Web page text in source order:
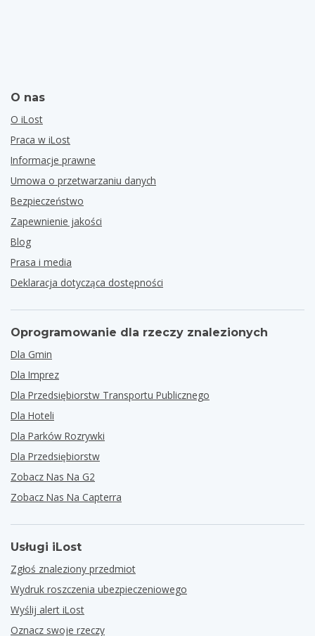
O nas
O iLost
Praca w iLost
Informacje prawne
Umowa o przetwarzaniu danych
Bezpieczeństwo
Zapewnienie jakości
Blog
Prasa i media
Deklaracja dotycząca dostępności
Oprogramowanie dla rzeczy znalezionych
Dla Gmin
Dla Imprez
Dla Przedsiębiorstw Transportu Publicznego
Dla Hoteli
Dla Parków Rozrywki
Dla Przedsiębiorstw
Zobacz Nas Na G2
Zobacz Nas Na Capterra
Usługi iLost
Zgłoś znaleziony przedmiot
Wydruk roszczenia ubezpieczeniowego
Wyślij alert iLost
Oznacz swoje rzeczy